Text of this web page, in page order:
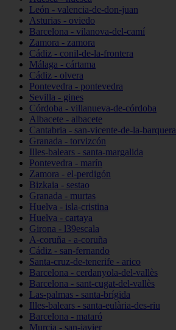
León - valencia-de-don-juan
Asturias - oviedo
Barcelona - vilanova-del-camí
Zamora - zamora
Cádiz - conil-de-la-frontera
Málaga - cártama
Cádiz - olvera
Pontevedra - pontevedra
Sevilla - gines
Córdoba - villanueva-de-córdoba
Albacete - albacete
Cantabria - san-vicente-de-la-barquera
Granada - torvizcón
Illes-balears - santa-margalida
Pontevedra - marín
Zamora - el-perdigón
Bizkaia - sestao
Granada - murtas
Huelva - isla-cristina
Huelva - cartaya
Girona - l39escala
A-coruña - a-coruña
Cádiz - san-fernando
Santa-cruz-de-tenerife - arico
Barcelona - cerdanyola-del-vallès
Barcelona - sant-cugat-del-vallès
Las-palmas - santa-brígida
Illes-balears - santa-eulària-des-riu
Barcelona - mataró
Murcia - san-javier